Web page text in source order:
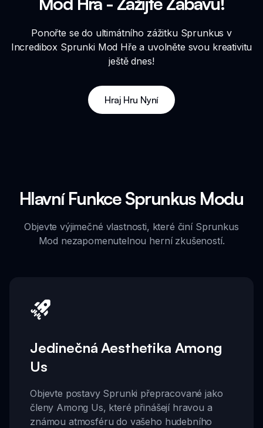
Ponořte se do ultimátního zážitku Sprunkus v
Incredibox Sprunki Mod Hře a uvolněte svou kreativitu
ještě dnes!
Hraj Hru Nyní
Hlavní Funkce Sprunkus Modu
Objevte výjimečné vlastnosti, které činí Sprunkus
Mod nezapomenutelnou herní zkušeností.
Jedinečná Aesthetika Among
Us
Objevte postavy Sprunki přepracované jako
členy Among Us, které přinášejí hravou a
známou atmosféru do vašeho hudebního